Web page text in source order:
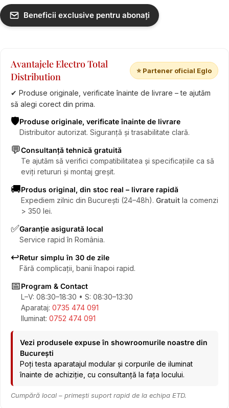
Beneficii exclusive pentru abonați
Avantajele Electro Total
Distribution
⭐ Partener oficial Eglo
✔ Produse originale, verificate înainte de livrare – te ajutăm
să alegi corect din prima.
🛡️Produse originale, verificate înainte de livrare
Distribuitor autorizat. Siguranță și trasabilitate clară.
💬Consultanță tehnică gratuită
Te ajutăm să verifici compatibilitatea și specificațiile ca să
eviți retururi și montaj greșit.
🚚Produs original, din stoc real – livrare rapidă
Expediem zilnic din București (24–48h). Gratuit la comenzi
> 350 lei.
✅Garanție asigurată local
Service rapid în România.
↩️Retur simplu în 30 de zile
Fără complicații, banii înapoi rapid.
📅Program & Contact
L–V: 08:30–18:30 • S: 08:30–13:30
Aparataj: 0735 474 091
Iluminat: 0752 474 091
Vezi produsele expuse în showroomurile noastre din
București
Poți testa aparatajul modular și corpurile de iluminat
înainte de achiziție, cu consultanță la fața locului.
Cumpără local – primești suport rapid de la echipa ETD.